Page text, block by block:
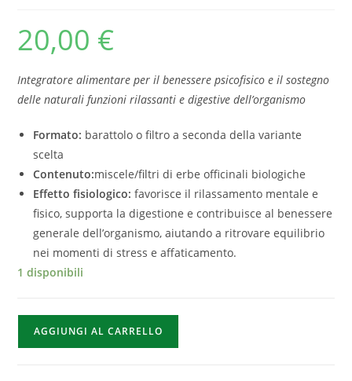
20,00 €
Integratore alimentare per il benessere psicofisico e il sostegno
delle naturali funzioni rilassanti e digestive dell’organismo
Formato: barattolo o filtro a seconda della variante
scelta
Contenuto:miscele/filtri di erbe officinali biologiche
Effetto fisiologico: favorisce il rilassamento mentale e
fisico, supporta la digestione e contribuisce al benessere
generale dell’organismo, aiutando a ritrovare equilibrio
nei momenti di stress e affaticamento.
1 disponibili
AGGIUNGI AL CARRELLO